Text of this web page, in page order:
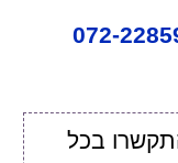
072-
בכל